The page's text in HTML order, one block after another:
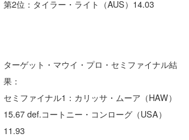
第2位：タイラー・ライト（AUS）14.03
ターゲット・マウイ・プロ・セミファイナル結
果：
セミファイナル1：カリッサ・ムーア（HAW）
15.67 def.コートニー・コンローグ（USA）
11.93